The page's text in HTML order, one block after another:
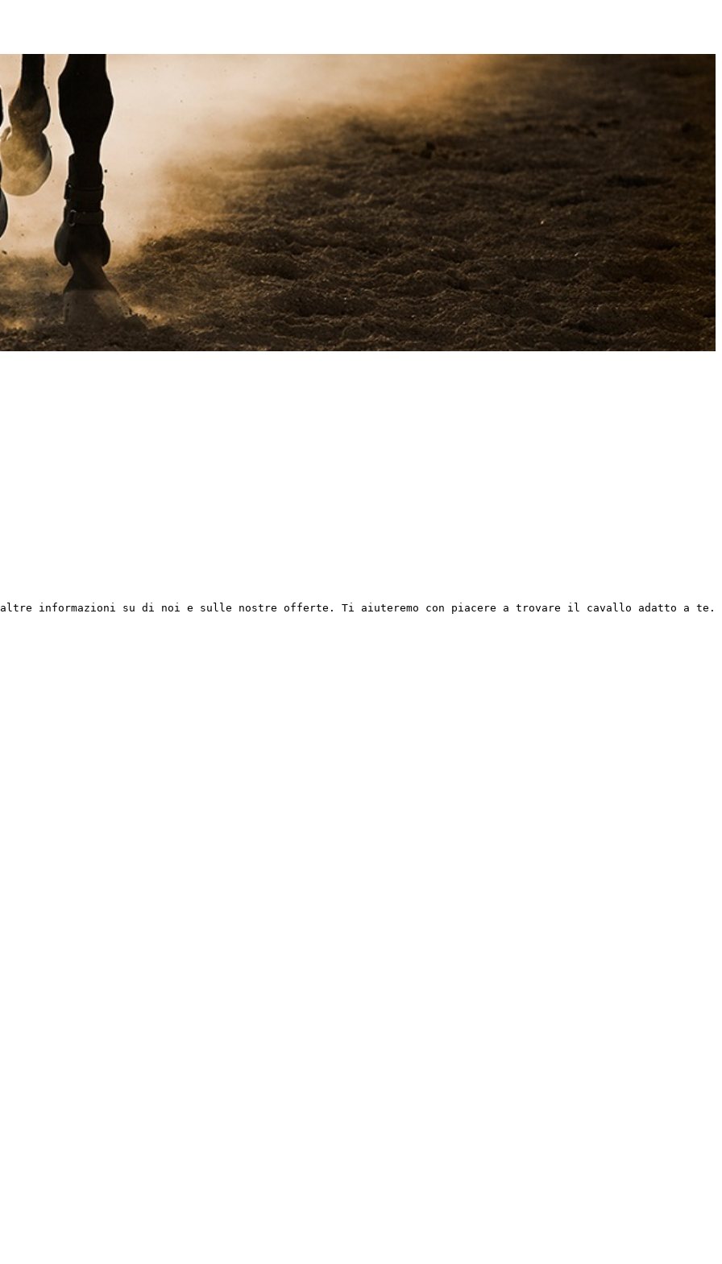
informazioni su di noi e sulle nostre offerte. Ti aiuteremo con piacere a trovare il cavallo adatto a te.